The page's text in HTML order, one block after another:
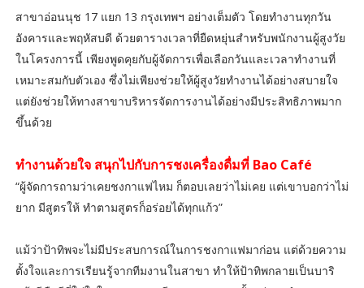
สาขาอ่อนนุช 17 แยก 13 กรุงเทพฯ อย่างเต็มตัว โดยทำงานทุกวัน
อังคารและพฤหัสบดี ด้วยตารางเวลาที่ยืดหยุ่นสำหรับพนักงานผู้สูงวัย
ในโครงการนี้ เพียงพูดคุยกับผู้จัดการเพื่อเลือกวันและเวลาทำงานที่
เหมาะสมกับตัวเอง ซึ่งไม่เพียงช่วยให้ผู้สูงวัยทำงานได้อย่างสบายใจ
แต่ยังช่วยให้ทางสาขาบริหารจัดการงานได้อย่างมีประสิทธิภาพมาก
ขึ้นด้วย
ทำงานด้วยใจ สนุกไปกับการชงเครื่องดื่มที่ Bao Café
“ผู้จัดการถามว่าเคยชงกาแฟไหม ก็ตอบเลยว่าไม่เคย แต่เขาบอกว่าไม่
ยาก มีสูตรให้ ทำตามสูตรก็อร่อยได้ทุกแก้ว”
แม้ว่าป้าทิพจะไม่มีประสบการณ์ในการชงกาแฟมาก่อน แต่ด้วยความ
ตั้งใจและการเรียนรู้จากทีมงานในสาขา ทำให้ป้าทิพกลายเป็นบาริ